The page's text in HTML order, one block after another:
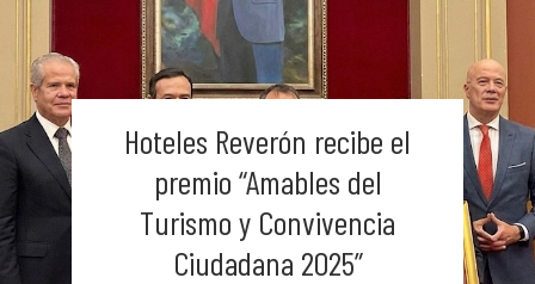
Hoteles Reverón recibe el
premio “Amables del
Turismo y Convivencia
Ciudadana 2025”